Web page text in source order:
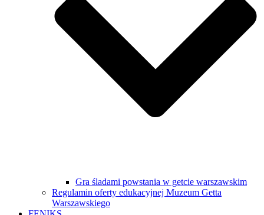
Gra śladami powstania w getcie warszawskim
Regulamin oferty edukacyjnej Muzeum Getta
Warszawskiego